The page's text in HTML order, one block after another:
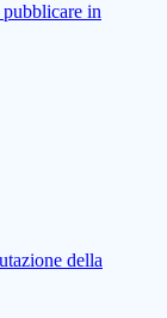
in
della